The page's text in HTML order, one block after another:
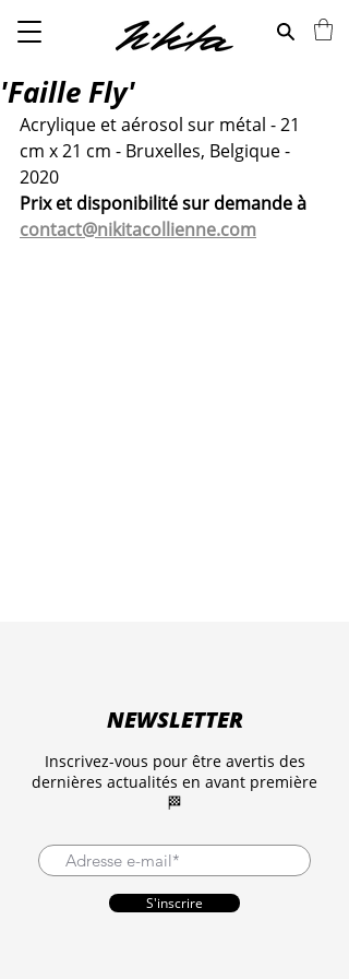
'Faille Fly'
Acrylique et aérosol sur métal - 21
cm x 21 cm - Bruxelles, Belgique -
2020
Prix et disponibilité sur demande à
contact@nikitacollienne.com
NEWSLETTER
Inscrivez-vous pour être avertis des
dernières actualités en avant première
🏁
S'inscrire